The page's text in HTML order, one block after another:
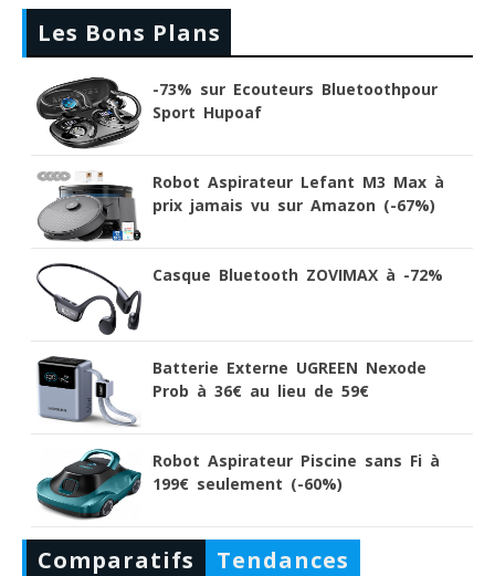
Les Bons Plans
-73% sur Ecouteurs Bluetoothpour
Sport Hupoaf
Robot Aspirateur Lefant M3 Max à
prix jamais vu sur Amazon (-67%)
Casque Bluetooth ZOVIMAX à -72%
Batterie Externe UGREEN Nexode
Prob à 36€ au lieu de 59€
Robot Aspirateur Piscine sans Fi à
199€ seulement (-60%)
Comparatifs Tendances